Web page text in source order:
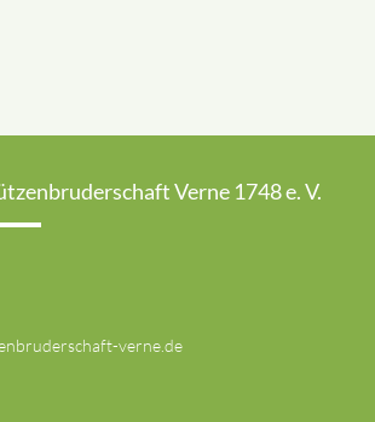
Verne 1748 e. V.
verne.de